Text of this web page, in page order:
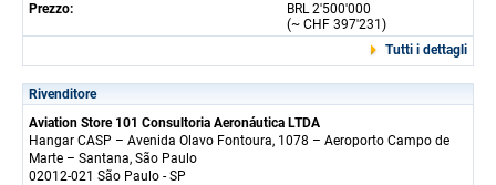
Prezzo:
BRL 2'500'000
(~ CHF 397'231)
Tutti i dettagli
Rivenditore
Aviation Store 101 Consultoria Aeronáutica LTDA
Hangar CASP – Avenida Olavo Fontoura, 1078 – Aeroporto Campo de
Marte – Santana, São Paulo
02012-021 São Paulo - SP